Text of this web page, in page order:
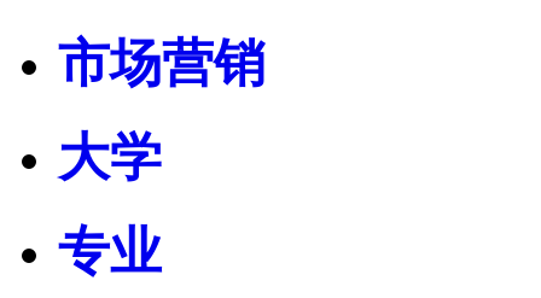
市场营销
大学
专业